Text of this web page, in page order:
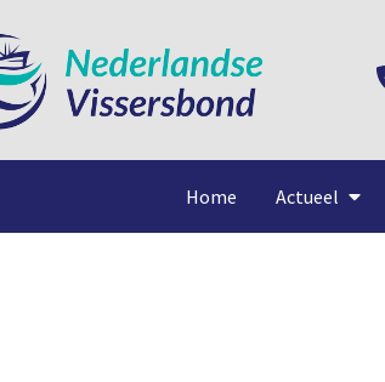
Home Actueel